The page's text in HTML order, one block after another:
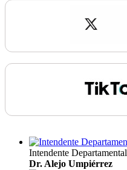
Intendente Departamental
Dr. Alejo Umpiérrez